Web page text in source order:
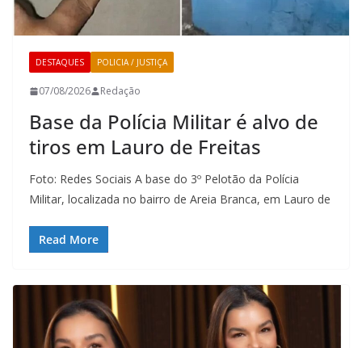
DESTAQUES POLICIA / JUSTIÇA
07/08/2026 Redação
Base da Polícia Militar é alvo de
tiros em Lauro de Freitas
Foto: Redes Sociais A base do 3º Pelotão da Polícia
Militar, localizada no bairro de Areia Branca, em Lauro de
Read More